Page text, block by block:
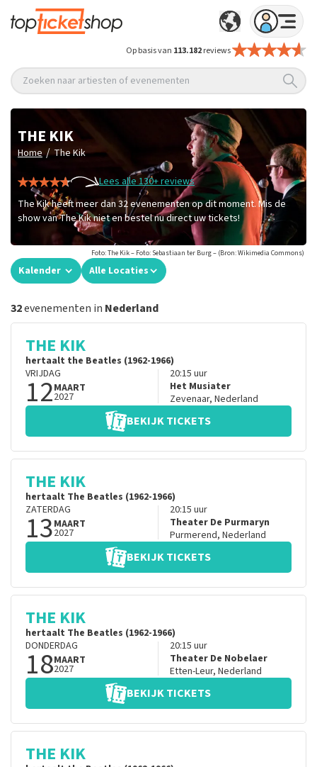
Op basis van 113.182reviews
Zoeken naar artiesten of evenementen
THE KIK
Home / The Kik
Lees alle 130+ reviews
The Kik heeft meer dan 32 evenementen op dit moment. Mis de
show van The Kik niet en bestel nu direct uw tickets!
Foto: The Kik – Foto: Sebastiaan ter Burg – (Bron: Wikimedia Commons)
Kalender Alle Locaties
32evenementen in Nederland
THE KIK
hertaalt the Beatles (1962-1966)
VRIJDAG
12MAART
2027
20:15 uur
Het Musiater
Zevenaar, Nederland
BEKIJK TICKETS
THE KIK
hertaalt The Beatles (1962-1966)
ZATERDAG
13MAART
2027
20:15 uur
Theater De Purmaryn
Purmerend, Nederland
BEKIJK TICKETS
THE KIK
hertaalt The Beatles (1962-1966)
DONDERDAG
18MAART
2027
20:15 uur
Theater De Nobelaer
Etten-Leur, Nederland
BEKIJK TICKETS
THE KIK